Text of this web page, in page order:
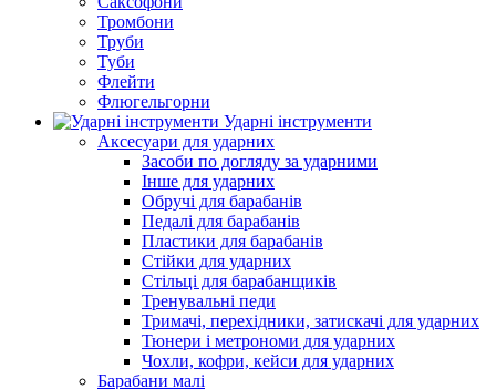
Тромбони
Труби
Туби
Флейти
Флюгельгорни
Ударні інструменти
Аксесуари для ударних
Засоби по догляду за ударними
Інше для ударних
Обручі для барабанів
Педалі для барабанів
Пластики для барабанів
Стійки для ударних
Стільці для барабанщиків
Тренувальні педи
Тримачі, перехідники, затискачі для ударних
Тюнери і метрономи для ударних
Чохли, кофри, кейси для ударних
Барабани малі